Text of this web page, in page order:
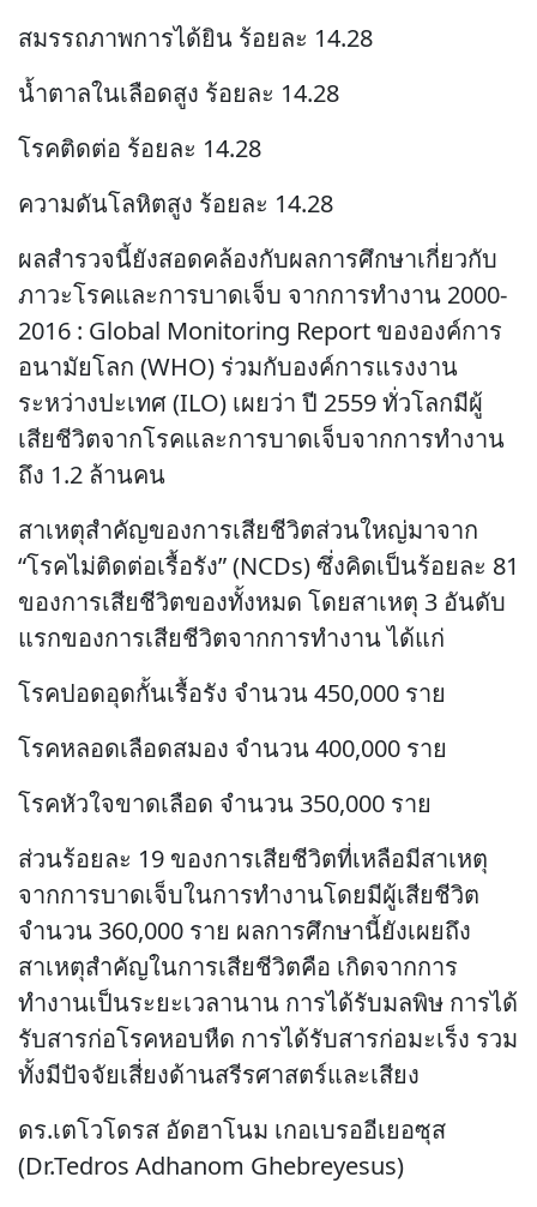
สมรรถภาพการได้ยิน ร้อยละ 14.28
น้ำตาลในเลือดสูง ร้อยละ 14.28
โรคติดต่อ ร้อยละ 14.28
ความดันโลหิตสูง ร้อยละ 14.28
ผลสำรวจนี้ยังสอดคล้องกับผลการศึกษาเกี่ยวกับ
ภาวะโรคและการบาดเจ็บ จากการทำงาน 2000-
2016 : Global Monitoring Report ขององค์การ
อนามัยโลก (WHO) ร่วมกับองค์การแรงงาน
ระหว่างปะเทศ (ILO) เผยว่า ปี 2559 ทั่วโลกมีผู้
เสียชีวิตจากโรคและการบาดเจ็บจากการทำงาน
ถึง 1.2 ล้านคน
สาเหตุสำคัญของการเสียชีวิตส่วนใหญ่มาจาก
“โรคไม่ติดต่อเรื้อรัง” (NCDs) ซึ่งคิดเป็นร้อยละ 81
ของการเสียชีวิตของทั้งหมด โดยสาเหตุ 3 อันดับ
แรกของการเสียชีวิตจากการทำงาน ได้แก่
โรคปอดอุดกั้นเรื้อรัง จำนวน 450,000 ราย
โรคหลอดเลือดสมอง จำนวน 400,000 ราย
โรคหัวใจขาดเลือด จำนวน 350,000 ราย
ส่วนร้อยละ 19 ของการเสียชีวิตที่เหลือมีสาเหตุ
จากการบาดเจ็บในการทำงานโดยมีผู้เสียชีวิต
จำนวน 360,000 ราย ผลการศึกษานี้ยังเผยถึง
สาเหตุสำคัญในการเสียชีวิตคือ เกิดจากการ
ทำงานเป็นระยะเวลานาน การได้รับมลพิษ การได้
รับสารก่อโรคหอบหืด การได้รับสารก่อมะเร็ง รวม
ทั้งมีปัจจัยเสี่ยงด้านสรีรศาสตร์และเสียง
ดร.เตโวโดรส อัดฮาโนม เกอเบรออีเยอซุส
(Dr.Tedros Adhanom Ghebreyesus)